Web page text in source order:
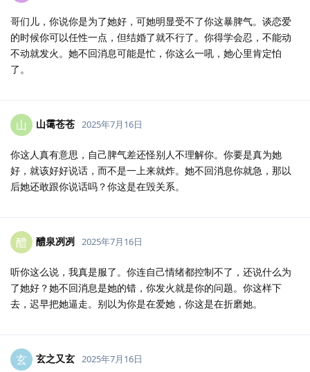
哥们儿，你说你是为了她好，可她明显受不了你这暴脾气。谈恋爱
的时候你可以任性一点，但结婚了就不行了。你得学会忍，不能动
不动就发火。她不回消息可能是忙，你这么一吼，她心里肯定怕
了。
山 山霭苍苍 2025年7月16日
你这人真有意思，自己脾气差还怪别人不理解你。你要是真为她
好，就该好好说话，而不是一上来就炸。她不回消息你就急，那以
后她还敢跟你说话吗？你这是在毁关系。
醴 醴泉冽冽 2025年7月16日
听你这么说，我真是服了。你连自己情绪都控制不了，还说什么为
了她好？她不回消息是她的错，你发火就是你的问题。你这样下
去，迟早把她逼走。别以为你是在爱她，你这是在折磨她。
玄 玄之又玄 2025年7月16日